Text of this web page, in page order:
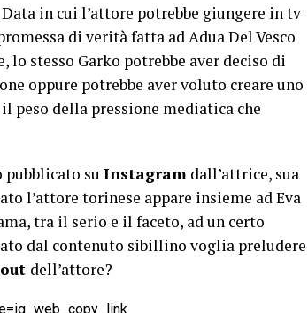
Data in cui l’attore potrebbe giungere in tv
di verità fatta ad Adua Del Vesco
stesso Garko potrebbe aver deciso di
oppure potrebbe aver voluto creare uno
della pressione mediatica che
su Instagram dall’attrice, sua
l’attore torinese appare insieme ad Eva
tra il serio e il faceto, ad un certo
dal contenuto sibillino voglia preludere
dell’attore?